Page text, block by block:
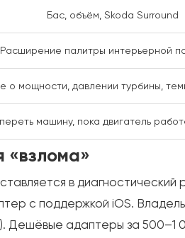
Бас, объём, Skoda Surround
Расширение палитры интерьерной
о мощности, давлении турбины,
машину, пока двигатель
«взлома»
в
с поддержкой iOS.
адаптеры за 500–1